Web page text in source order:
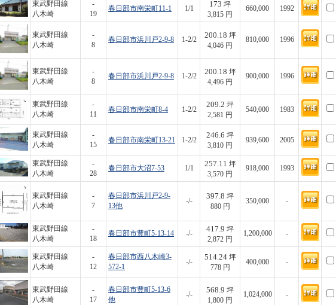
東武野田線
八木崎
-
19
春日部市南栄町11-1 1/1
173 坪
3,815 円
660,000 1992
東武野田線
八木崎
-
8
春日部市浜川戸2-9-8 1-2/2
200.18 坪
4,046 円
810,000 1996
東武野田線
八木崎
-
8
春日部市浜川戸2-9-8 1-2/2
200.18 坪
4,496 円
900,000 1996
東武野田線
八木崎
-
11
春日部市南栄町8-4 1-2/2
209.2 坪
2,581 円
540,000 1983
東武野田線
八木崎
-
15
春日部市南栄町13-21 1-2/2
246.6 坪
3,810 円
939,600 2005
東武野田線
八木崎
-
28
春日部市大沼7-53 1/1
257.11 坪
3,570 円
918,000 1993
東武野田線
八木崎
-
7
春日部市浜川戸2-9-
13他
-/-
397.8 坪
880 円
350,000 -
東武野田線
八木崎
-
18
春日部市豊町5-13-14 -/-
417.9 坪
2,872 円
1,200,000 -
東武野田線
八木崎
-
12
春日部市西八木崎3-
572-1
-/-
514.24坪
778 円
400,000 -
東武野田線
八木崎
-
17
春日部市豊町5-13-6
他
-/-
568.9 坪
1,800 円
1,024,000 -